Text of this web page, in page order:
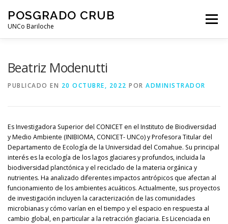
contenido
POSGRADO CRUB
UNCo Bariloche
Menú
MAESTRÍA EN GESTIÓN DE LA BIODIVERSIDAD
Beatriz Modenutti
PUBLICADO EN 20 OCTUBRE, 2022 POR ADMINISTRADOR
Es Investigadora Superior del CONICET en el Instituto de Biodiversidad
y Medio Ambiente (INIBIOMA, CONICET- UNCo) y Profesora Titular del
Departamento de Ecología de la Universidad del Comahue. Su principal
interés es la ecología de los lagos glaciares y profundos, incluida la
biodiversidad planctónica y el reciclado de la materia orgánica y
nutrientes. Ha analizado diferentes impactos antrópicos que afectan al
funcionamiento de los ambientes acuáticos. Actualmente, sus proyectos
de investigación incluyen la caracterización de las comunidades
microbianas y cómo varían en el tiempo y el espacio en respuesta al
cambio global, en particular a la retracción glaciaria. Es Licenciada en